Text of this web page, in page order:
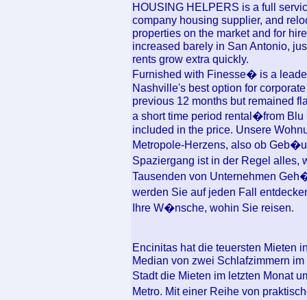
HOUSING HELPERS is a full
company housing supplier, and
properties on the market and for
increased barely in San Antonio,
rents grow extra quickly.
Furnished with Finesse� is a
Nashville's best option for
previous 12 months but remained
a short time period rental�from
included in the price. Unsere
Metropole-Herzens, also ob
Spaziergang ist in der Regel
Tausenden von Unternehmen
werden Sie auf jeden Fall
Ihre W�nsche, wohin Sie reisen.
Encinitas hat die teuersten Mieten
Median von zwei Schlafzimmern
Stadt die Mieten im letzten Monat
Metro. Mit einer Reihe von